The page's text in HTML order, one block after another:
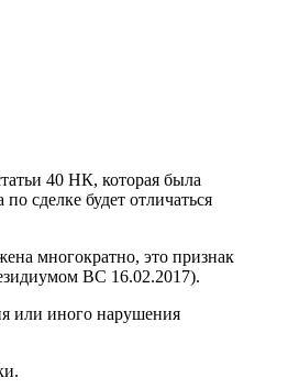
40 НК, которая была
сделке будет отличаться
многократно, это признак
ВС 16.02.2017).
или иного нарушения